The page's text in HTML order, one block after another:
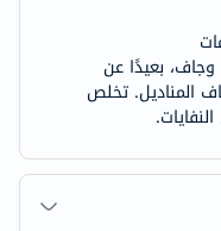
بعيدًا عن
المناديل. تخلص